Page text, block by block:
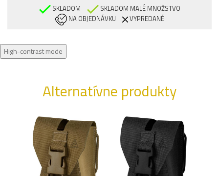
SKLADOM
SKLADOM MALÉ MNOŽSTVO
NA OBJEDNÁVKU
VYPREDANÉ
High-contrast mode
Alternatívne produkty